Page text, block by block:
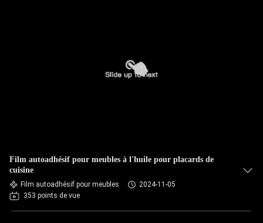
Film autoadhésif pour meubles à l'huile pour placards de
cuisine
Film autoadhésif pour meubles
2024-11-05
353 points de vue